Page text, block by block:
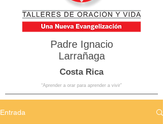
Padre Ignacio
Larrañaga
Costa Rica
“Aprender a orar para aprender a vivir”
Entrada